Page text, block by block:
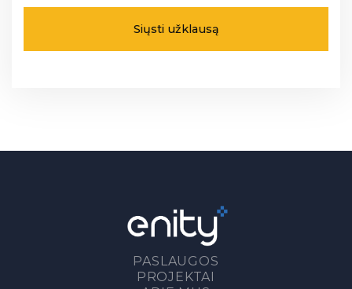
PASLAUGOS
PROJEKTAI